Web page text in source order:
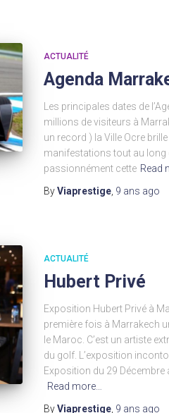
ACTUALITÉ
Agenda
Les principales dates de
millions de visiteurs à
un record ) la Ville Ocre
manifestations tout au long
passionnément cette Read
ByViaprestige 9 ans ago
ACTUALITÉ
Hubert Privé
Exposition Hubert Privé à
première fois à Marrakech
le Maroc. C’est un artiste
du golf. L’exposition
Exposition du 29 Décembre
Read more…
ByViaprestige 9 ans ago